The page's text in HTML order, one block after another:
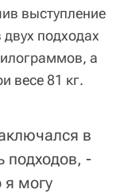
выступление
подходах
а
весе 81 кг.
в
подходов, -
я могу